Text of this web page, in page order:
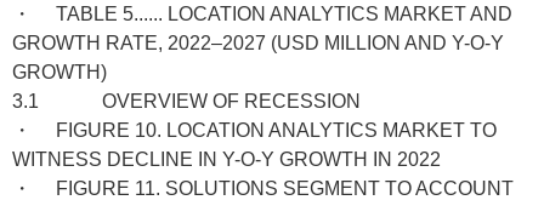
・ TABLE 5...... LOCATION ANALYTICS MARKET AND
GROWTH RATE, 2022–2027 (USD MILLION AND Y-O-Y
GROWTH)
3.1 OVERVIEW OF RECESSION
・ FIGURE 10. LOCATION ANALYTICS MARKET TO
WITNESS DECLINE IN Y-O-Y GROWTH IN 2022
・ FIGURE 11. SOLUTIONS SEGMENT TO ACCOUNT